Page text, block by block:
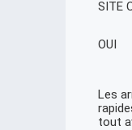
SITE
OUI
Les
tout